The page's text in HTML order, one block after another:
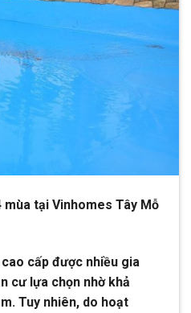
mùa tại Vinhomes Tây Mỗ
cấp được nhiều gia
cư lựa chọn nhờ khả
Tuy nhiên, do hoạt